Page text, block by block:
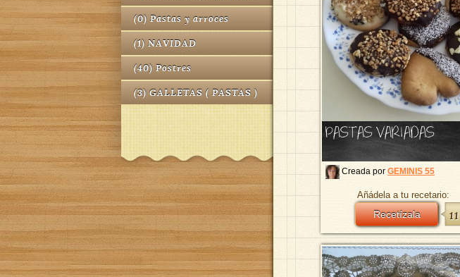
(0) Pastas y arroces
(1) NAVIDAD
(40) Postres
(3) GALLETAS ( PASTAS )
PASTAS VARIADAS
Creada por GEMINIS 55
Añádela a tu recetario:
Recetízala 11